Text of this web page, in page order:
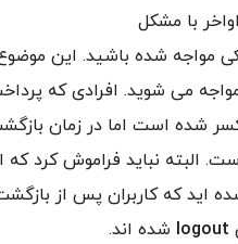
با مشکل
مواجه شده باشید. این
می شوید. افرادی که
شده است اما در زمان
البته نباید فراموش کرد که
اید که کاربران پس از
logout شده اند.